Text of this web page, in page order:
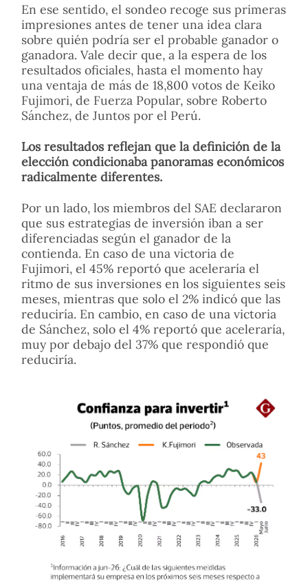
En ese sentido, el sondeo recoge sus primeras
impresiones antes de tener una idea clara
sobre quién podría ser el probable ganador o
ganadora. Vale decir que, a la espera de los
resultados oficiales, hasta el momento hay
una ventaja de más de 18,800 votos de Keiko
Fujimori, de Fuerza Popular, sobre Roberto
Sánchez, de Juntos por el Perú.
Los resultados reflejan que la definición de la
elección condicionaba panoramas económicos
radicalmente diferentes.
Por un lado, los miembros del SAE declararon
que sus estrategias de inversión iban a ser
diferenciadas según el ganador de la
contienda. En caso de una victoria de
Fujimori, el 45% reportó que aceleraría el
ritmo de sus inversiones en los siguientes seis
meses, mientras que solo el 2% indicó que las
reduciría. En cambio, en caso de una victoria
de Sánchez, solo el 4% reportó que aceleraría,
muy por debajo del 37% que respondió que
reduciría.